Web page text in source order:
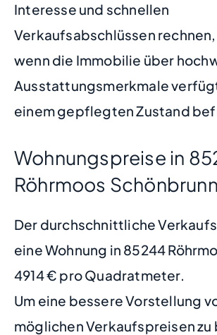
Interesse und schnellen
Verkaufsabschlüssen
wenn die Immobilie über
Ausstattungsmerkmale
einem gepflegten Zustand
Wohnungspreise in
Röhrmoos Schönbrunn
Der durchschnittliche
eine Wohnung in 85244
4914 € pro Quadratmeter.
Um eine bessere Vorstellung
möglichen Verkaufspreisen zu